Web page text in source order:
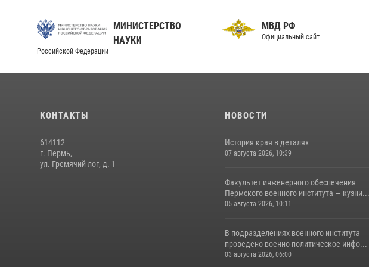
МИНИСТЕРСТВО
НАУКИ
Российской Федерации
МВД РФ
Официальный сайт
КОНТАКТЫ
614112
г. Пермь,
ул. Гремячий лог, д. 1
НОВОСТИ
История края в деталях
07 августа 2026, 10:39
Факультет инженерного обеспечения
Пермского военного института — кузни...
05 августа 2026, 10:11
В подразделениях военного института
проведено военно-политическое инфо...
03 августа 2026, 06:00